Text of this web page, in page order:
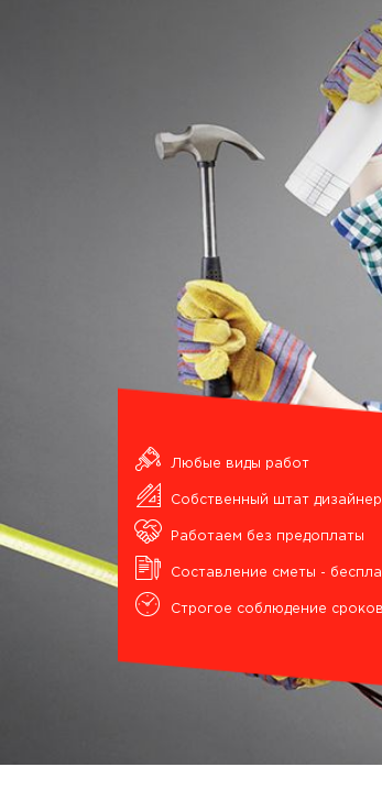
Любые виды работ
Собственный штат
Работаем без предоплаты
Составление сметы -
Строгое соблюдение сроков